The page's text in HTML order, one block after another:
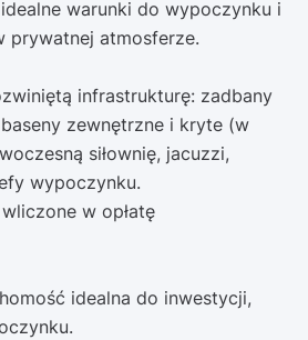
warunki do wypoczynku i
prywatnej atmosferze.
infrastrukturę: zadbany
zewnętrzne i kryte (w
siłownię, jacuzzi,
wypoczynku.
w opłatę
idealna do inwestycji,